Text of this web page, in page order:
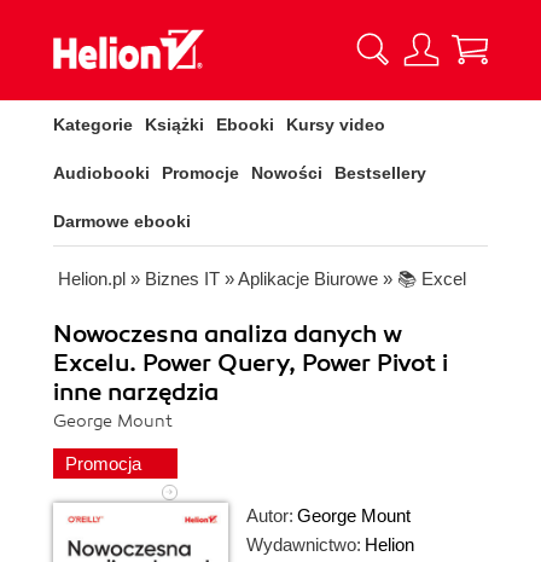
Kategorie Książki Ebooki Kursy video
Audiobooki Promocje Nowości Bestsellery
Darmowe ebooki
Helion.pl » Biznes IT »Aplikacje Biurowe » 📚 Excel
Nowoczesna analiza danych w
Excelu. Power Query, Power Pivot i
inne narzędzia
George Mount
Promocja
Autor: George Mount
Wydawnictwo: Helion